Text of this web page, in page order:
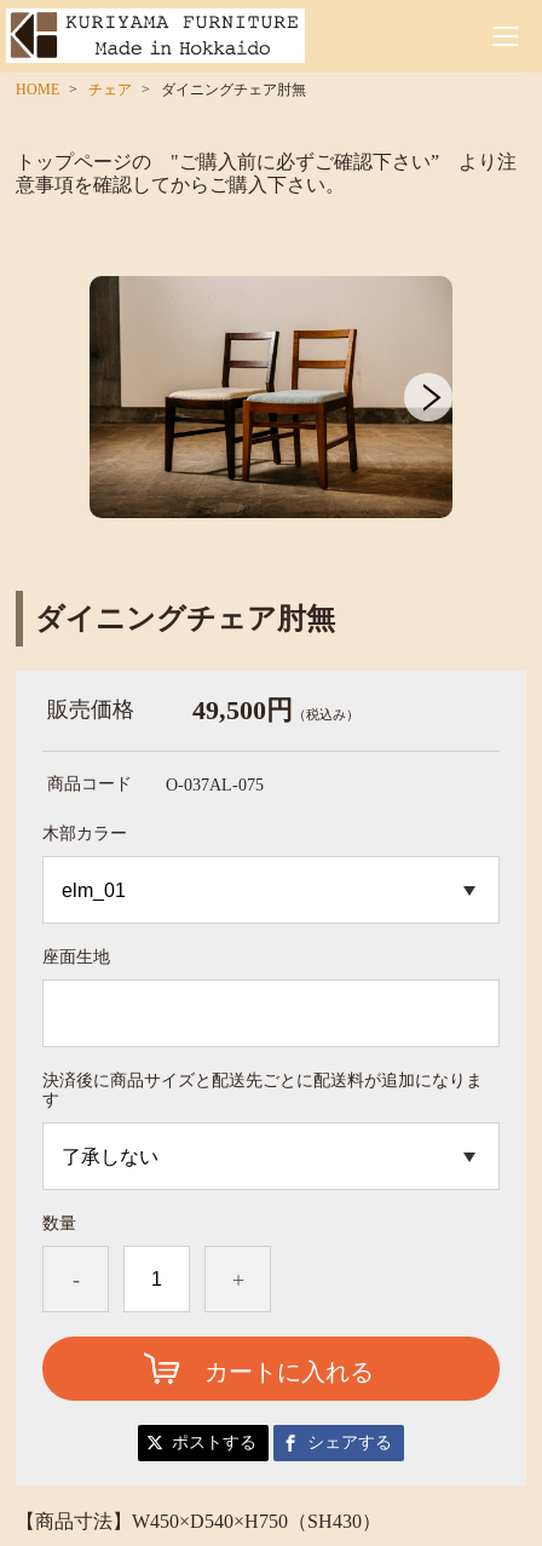
HOME チェア ダイニングチェア肘無
トップページの "ご購入前に必ずご確認下さい” より注
意事項を確認してからご購入下さい。
ダイニングチェア肘無
販売価格 49,500円 （税込み）
商品コード O-037AL-075
木部カラー
座面生地
決済後に商品サイズと配送先ごとに配送料が追加になりま
す
数量
- +
カートに入れる
ポストする シェアする
【商品寸法】W450×D540×H750（SH430）